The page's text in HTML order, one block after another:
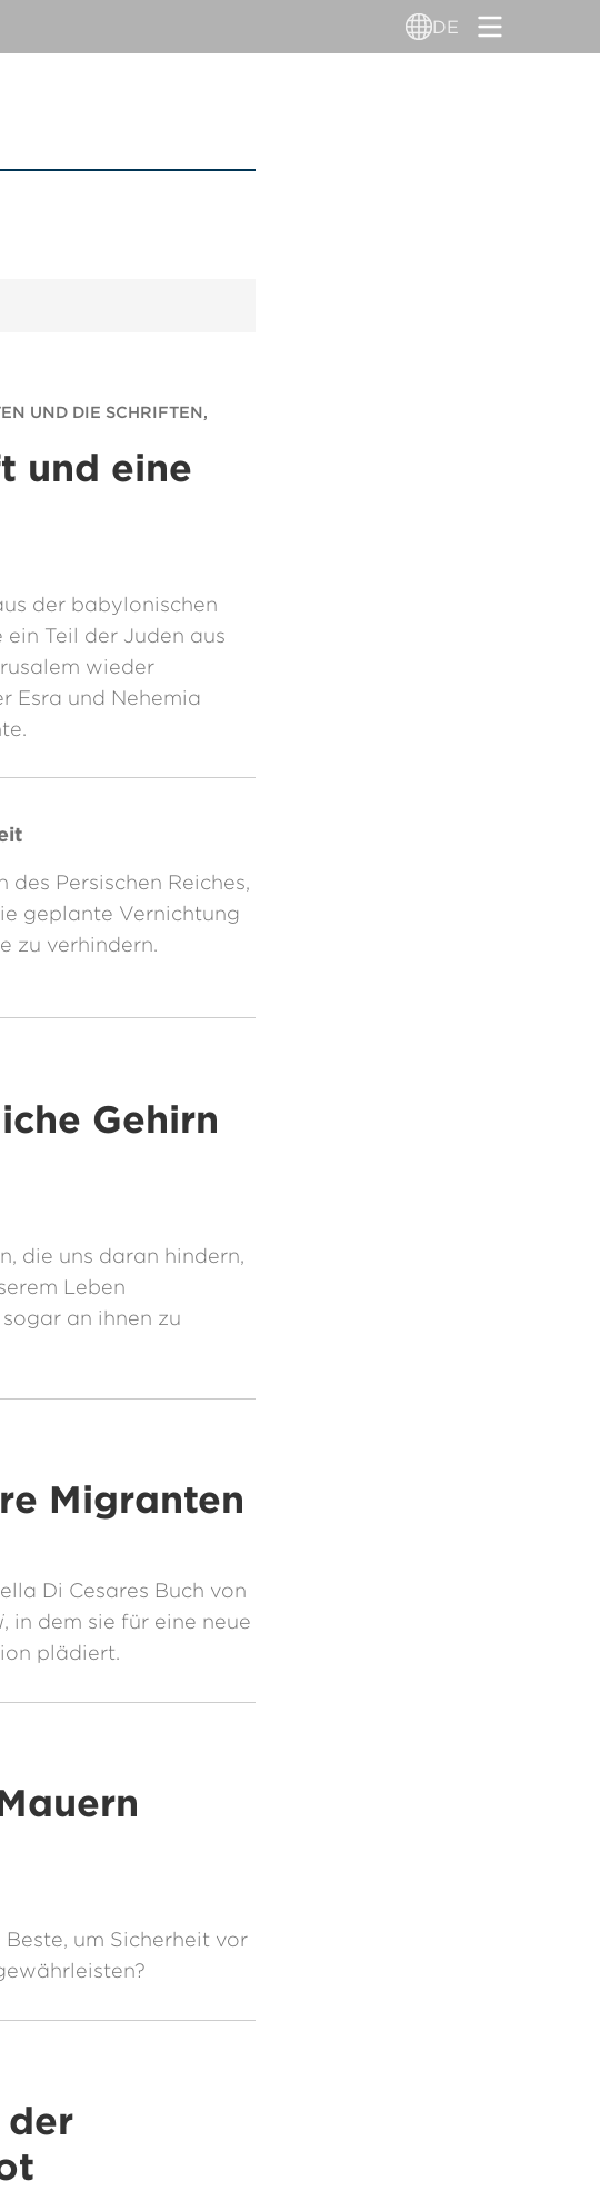
DE
UND DIE SCHRIFTEN,
und eine
der babylonischen
Teil der Juden aus
wieder
Esra und Nehemia
des Persischen Reiches,
geplante Vernichtung
zu verhindern.
Gehirn
die uns daran hindern,
Leben
an ihnen zu
Migranten
Di Cesares Buch von
, in dem sie für eine neue
plädiert.
um Sicherheit vor
der